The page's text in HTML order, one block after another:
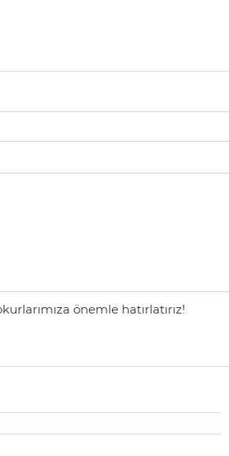
önemle hatırlatırız!